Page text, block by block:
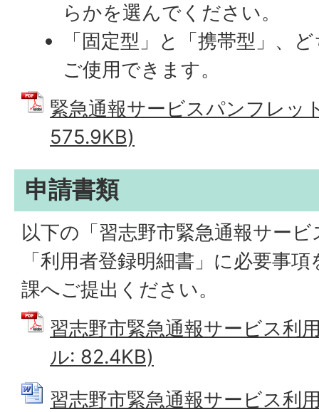
らかを選んでください。
「固定型」と「携帯型」、
ご使用できます。
緊急通報サービスパンフレッ
575.9KB)
申請書類
以下の「習志野市緊急通報サー
「利用者登録明細書」に必要事
課へご提出ください。
習志野市緊急通報サービス利
ル: 82.4KB)
習志野市緊急通報サービス利